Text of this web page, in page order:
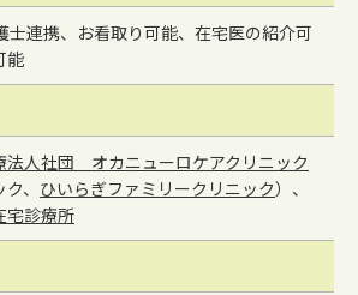
士連携、お看取り可能、在宅医の紹介可
能
法人社団 オカニューロケアクリニック
、 ひいらぎファミリークリニック）、
宅診療所